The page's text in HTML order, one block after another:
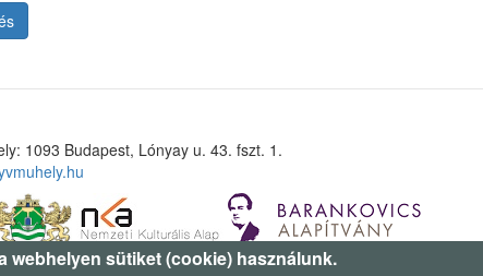
1093 Budapest, Lónyay u. 43. fszt. 1.
webhelyen sütiket (cookie) használunk.